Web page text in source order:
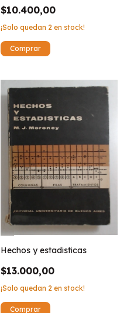
$10.400,00
¡Solo quedan 2 en stock!
Hechos y estadisticas
$13.000,00
¡Solo quedan 2 en stock!